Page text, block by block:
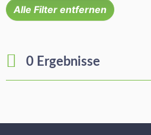
Alle Filter entfernen
0 Ergebnisse